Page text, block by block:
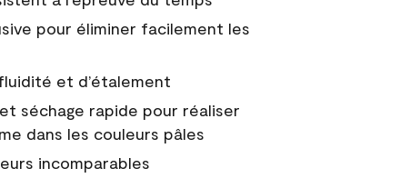
pour éliminer facilement les
et d’étalement
séchage rapide pour réaliser
dans les couleurs pâles
incomparables